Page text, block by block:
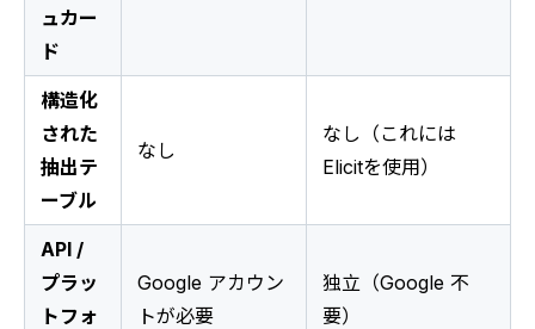
ュカー
ド
構造化
された
抽出テ
ーブル
なし
なし（これには
Elicitを使用）
API /
プラッ
トフォ
Google アカウン
トが必要
独立（Google 不
要）